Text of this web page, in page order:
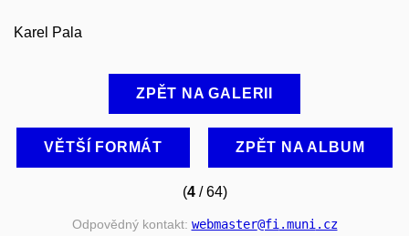
Karel Pala
ZPĚT NA GALERII
VĚTŠÍ FORMÁT ZPĚT NA ALBUM
(4/ 64)
Odpovědný kontakt: webmaster@fi .muni .cz